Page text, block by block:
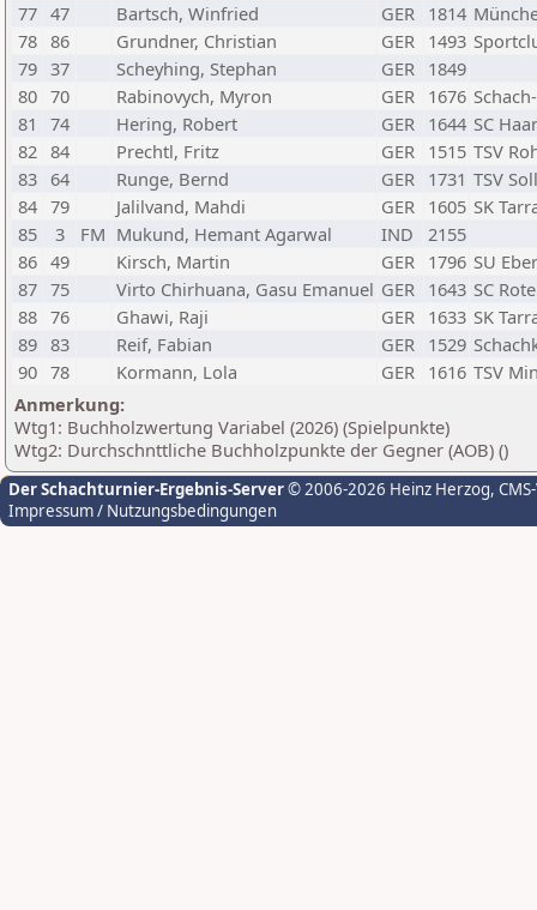
77 47 Bartsch, Winfried GER 1814
78 86 Grundner, Christian GER 1493
79 37 Scheyhing, Stephan GER 1849
80 70 Rabinovych, Myron GER 1676
81
74 Hering, Robert GER 1644 SC
82 84 Prechtl, Fritz GER 1515 TSV
83 64 Runge, Bernd GER 1731 TSV
84 79 Jalilvand, Mahdi GER 1605 SK
85
3 FM Mukund, Hemant Agarwal IND
2155
86 49 Kirsch, Martin GER 1796 SU
87 75 Virto Chirhuana, Gasu Emanuel GER 1643 SC
88 76 Ghawi, Raji GER 1633 SK
89 83 Reif, Fabian GER 1529
90 78 Kormann, Lola GER 1616 TSV
Anmerkung:
Wtg1: Buchholzwertung Variabel (2026) (Spielpunkte)
Wtg2: Durchschnttliche Buchholzpunkte der Gegner (AOB) ()
Der Schachturnier-Ergebnis-Server© 2006-2026 Heinz Herzog,
Impressum / Nutzungsbedingungen